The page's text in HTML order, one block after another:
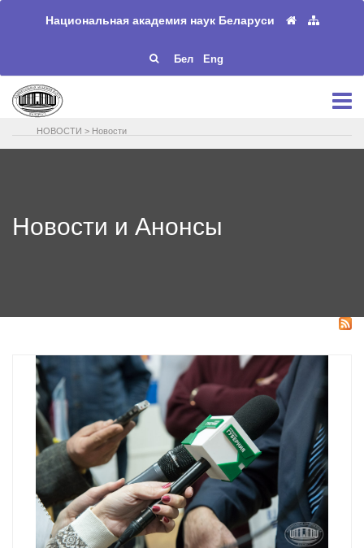
Национальная академия наук Беларуси
Бел Eng
НОВОСТИ > Новости
Новости и Анонсы